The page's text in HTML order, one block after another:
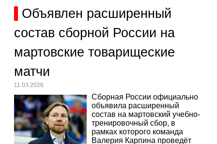
Объявлен расширенный
состав сборной России на
мартовские товарищеские
матчи
11.03.2026
Сборная России официально
объявила расширенный
состав на мартовский учебно-
тренировочный сбор, в
рамках которого команда
Валерия Карпина проведёт